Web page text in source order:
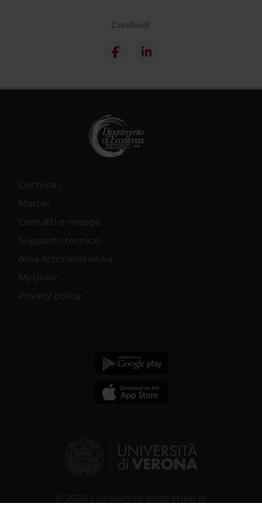
Condividi
Dottorati
Master
Contatti e mappa
Supporto tecnico
Area Amministrativa
MyUnivr
Privacy policy
© 2026 | Università degli studi di